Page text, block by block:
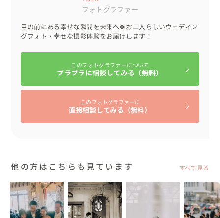
フォトグラファー
目の前にある幸せな瞬間を未来へ🍀お二人らしいウェディン
グフォト・幸せな撮影体験をお届けします！
このフォトグラファーについて
ブラプラに相談してみる（無料）
このフォトグラファーに
直接相談してみる（無料）
他の方はこちらも見ています すべて見る